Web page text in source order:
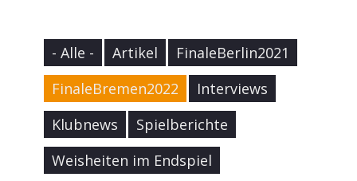
- Alle - Artikel
FinaleBerlin2021
FinaleBremen2022
Interviews
Klubnews
Spielberichte
Weisheiten im Endspiel